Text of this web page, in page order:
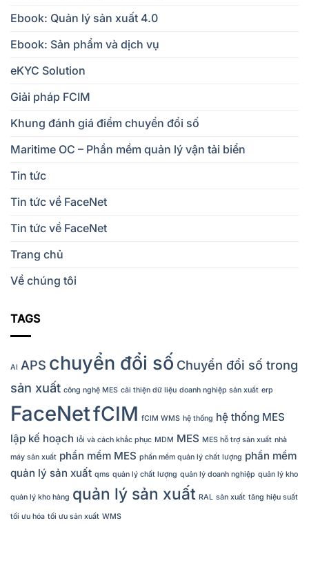
Ebook: Quản lý sản xuất 4.0
Ebook: Sản phẩm và dịch vụ
eKYC Solution
Giải pháp FCIM
Khung đánh giá điểm chuyển đổi số
Maritime OC – Phần mềm quản lý vận tải biển
Tin tức
Tin tức về FaceNet
Tin tức về FaceNet
Trang chủ
Về chúng tôi
TAGS
AI APS chuyển đổi số Chuyển đổi số trong
sản xuất công nghệ MES cải thiện dữ liệu doanh nghiệp sản xuất erp
FaceNetfCIM fCIM WMS hệ thống hệ thống MES
lập kế hoạch lỗi và cách khắc phục MDM MES MES hỗ trợ sản xuất nhà
máy sản xuất phần mềm MES phần mềm quản lý chất lượng phần mềm
quản lý sản xuất qms quản lý chất lượng quản lý doanh nghiệp quản lý kho
quản lý kho hàng quản lý sản xuất RAL sản xuất tăng hiệu suất
tối ưu hóa tối ưu sản xuất WMS